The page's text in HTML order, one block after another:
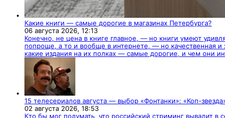
Какие книги — самые дорогие в магазинах Петербурга?
06 августа 2026, 12:13
Конечно, не цена в книге главное, — но книги умеют
попроще, а то и вообще в интернете, — но качественная
какие издания на их полках — самые дорогие, и чем они
15 телесериалов августа — выбор «Фонтанки»: «Коп-
02 августа 2026, 18:53
Кто бы мог подумать, что российский стриминг вывалит